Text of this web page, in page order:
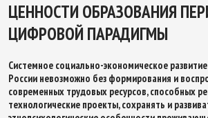
ЦЕННОСТИ ОБРАЗОВАНИЯ
ЦИФРОВОЙ ПАРАДИГМЫ
Системное социально-экономическое
России невозможно без формирования и
современных трудовых ресурсов, способных
технологические проекты, сохранять и